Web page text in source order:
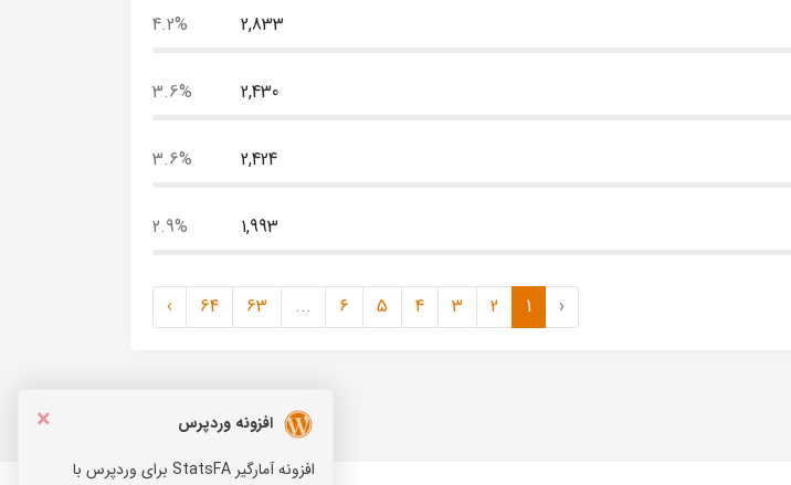
2,833
4.2%
2,430
3.6%
2,424
3.6%
1,993
2.9%
‹
1
2
3
4
5
6
...
63
64
›
×
افزونه وردپرس
افزونه آمارگیر StatsFA برای وردپرس با